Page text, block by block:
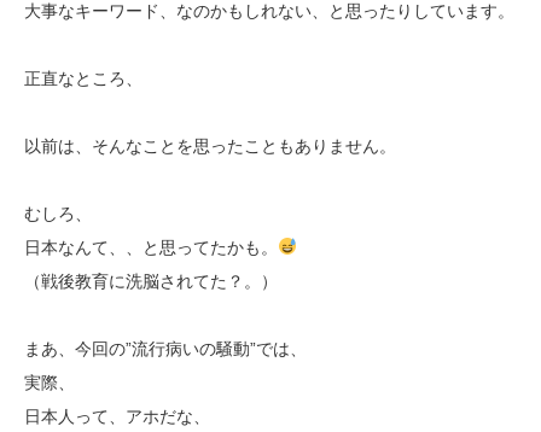
大事なキーワード、なのかもしれない、と思ったりしています。
正直なところ、
以前は、そんなことを思ったこともありません。
むしろ、
日本なんて、、と思ってたかも。
（戦後教育に洗脳されてた？。）
まあ、今回の”流行病いの騒動”では、
実際、
日本人って、アホだな、